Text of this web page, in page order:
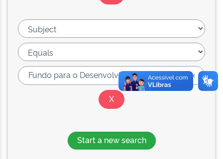
Start a new search